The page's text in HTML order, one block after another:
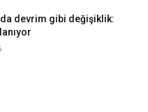
devrim gibi değişiklik: